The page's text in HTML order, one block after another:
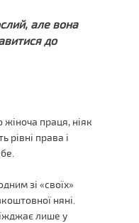
але вона
до
праця, ніяк
рівні права і
зі «своїх»
няні.
лише у